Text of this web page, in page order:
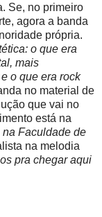
Se, no primeiro
agora a banda
própria.
o que era
mais
o que era rock
no material de
que vai no
está na
Faculdade de
na melodia
pra chegar aqui